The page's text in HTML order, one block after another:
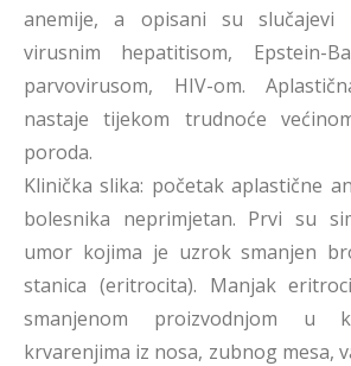
anemije, a opisani su slučajevi
virusnim hepatitisom, Epstein-
parvovirusom, HIV-om.
nastaje tijekom trudnoće
poroda.
Klinička slika: početak aplastične
bolesnika neprimjetan. Prvi su
umor kojima je uzrok smanjen
stanica (eritrocita). Manjak
smanjenom proizvodnjom u
krvarenjima iz nosa, zubnog mesa,